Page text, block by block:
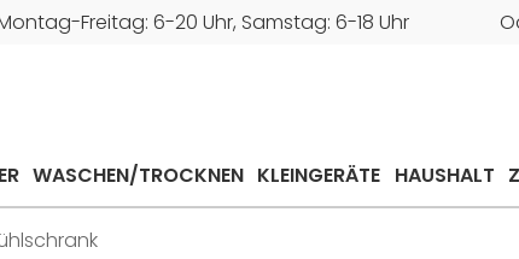
Freitag: 6-20 Uhr, Samstag: 6-18 Uhr
WASCHEN/TROCKNEN KLEINGERÄTE HAUSHALT